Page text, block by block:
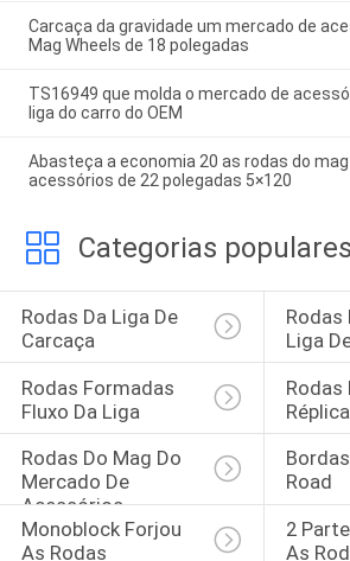
Carcaça da gravidade um mercado de
Mag Wheels de 18 polegadas
TS16949 que molda o mercado de
liga do carro do OEM
Abasteça a economia 20 as rodas do
acessórios de 22 polegadas 5×120
Categorias populares
Rodas Da Liga De
Carcaça
Rodas
Liga
Rodas Formadas
Fluxo Da Liga
Rodas
Réplica
Rodas Do Mag Do
Mercado De
Acessórios
Road
Monoblock Forjou
As Rodas
2
As